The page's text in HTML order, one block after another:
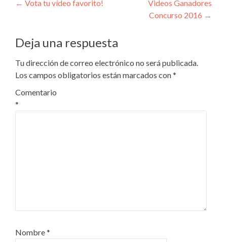
Navegación
entradas
← Vota tu vídeo favorito!
Videos Ganadores
Concurso 2016 →
Deja una respuesta
Tu dirección de correo electrónico no será publicada.
Los campos obligatorios están marcados con*
Comentario
*
Nombre*